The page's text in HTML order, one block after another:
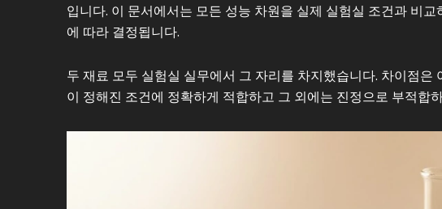
입니다. 이 문서에서는 모든 성능 차원을 실제 실험실 조건과 비
에 따라 결정됩니다.
두 재료 모두 실험실 실무에서 그 자리를 차지했습니다. 차이점
이 정해진 조건에 정확하게 적합하고 그 외에는 진정으로 부적합